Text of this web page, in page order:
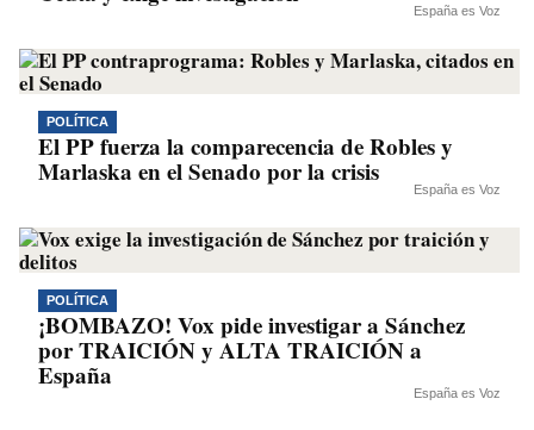
España es Voz
POLÍTICA
El PP fuerza la comparecencia de Robles y
Marlaska en el Senado por la crisis
España es Voz
POLÍTICA
¡BOMBAZO! Vox pide investigar a Sánchez
por TRAICIÓN y ALTA TRAICIÓN a
España
España es Voz